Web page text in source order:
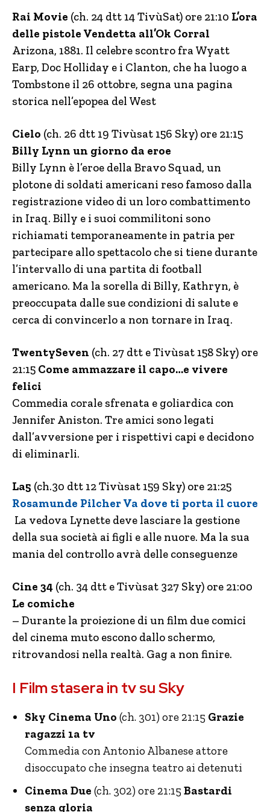
Rai Movie (ch. 24 dtt 14 TivùSat) ore 21:10 L’ora
delle pistole Vendetta all’Ok Corral
Arizona, 1881. Il celebre scontro fra Wyatt
Earp, Doc Holliday e i Clanton, che ha luogo a
Tombstone il 26 ottobre, segna una pagina
storica nell’epopea del West
Cielo (ch. 26 dtt 19 Tivùsat 156 Sky) ore 21:15
Billy Lynn un giorno da eroe
Billy Lynn è l’eroe della Bravo Squad, un
plotone di soldati americani reso famoso dalla
registrazione video di un loro combattimento
in Iraq. Billy e i suoi commilitoni sono
richiamati temporaneamente in patria per
partecipare allo spettacolo che si tiene durante
l’intervallo di una partita di football
americano. Ma la sorella di Billy, Kathryn, è
preoccupata dalle sue condizioni di salute e
cerca di convincerlo a non tornare in Iraq.
TwentySeven (ch. 27 dtt e Tivùsat 158 Sky) ore
21:15 Come ammazzare il capo…e vivere
felici
Commedia corale sfrenata e goliardica con
Jennifer Aniston. Tre amici sono legati
dall’avversione per i rispettivi capi e decidono
di eliminarli.
La5 (ch.30 dtt 12 Tivùsat 159 Sky) ore 21:25
Rosamunde Pilcher Va dove ti porta il cuore
La vedova Lynette deve lasciare la gestione
della sua società ai figli e alle nuore. Ma la sua
mania del controllo avrà delle conseguenze
Cine 34 (ch. 34 dtt e Tivùsat 327 Sky) ore 21:00
Le comiche
– Durante la proiezione di un film due comici
del cinema muto escono dallo schermo,
ritrovandosi nella realtà. Gag a non finire.
I Film stasera in tv su Sky
Sky Cinema Uno (ch. 301) ore 21:15 Grazie
ragazzi 1a tv
Commedia con Antonio Albanese attore
disoccupato che insegna teatro ai detenuti
Cinema Due (ch. 302) ore 21:15 Bastardi
senza gloria